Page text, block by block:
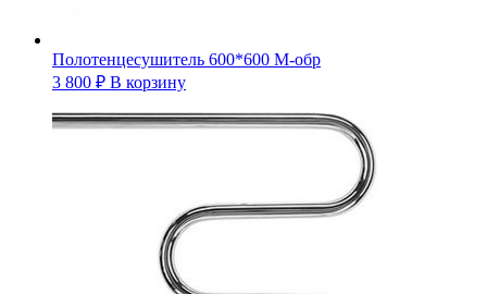
Полотенцесушитель 600*600 М-обр
3 800 ₽ В корзину